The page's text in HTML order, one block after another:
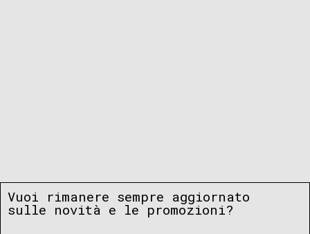
Vuoi rimanere sempre aggiornato
sulle novità e le promozioni?